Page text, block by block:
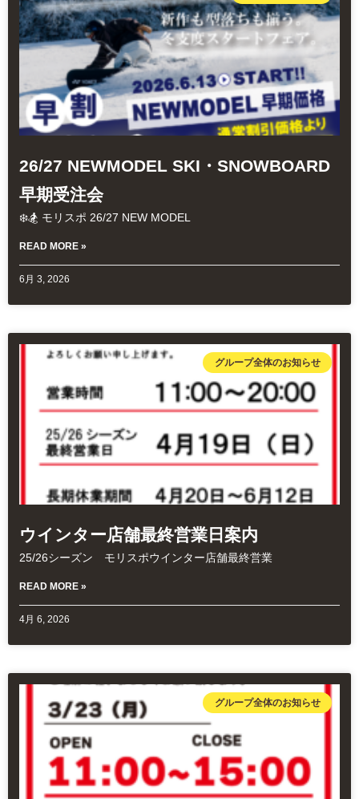
26/27 NEWMODEL SKI・SNOWBOARD
早期受注会
❄️🏂 モリスポ 26/27 NEW MODEL
READ MORE »
6月 3, 2026
グループ全体のお知らせ
ウインター店舗最終営業日案内
25/26シーズン モリスポウインター店舗最終営業
READ MORE »
4月 6, 2026
グループ全体のお知らせ